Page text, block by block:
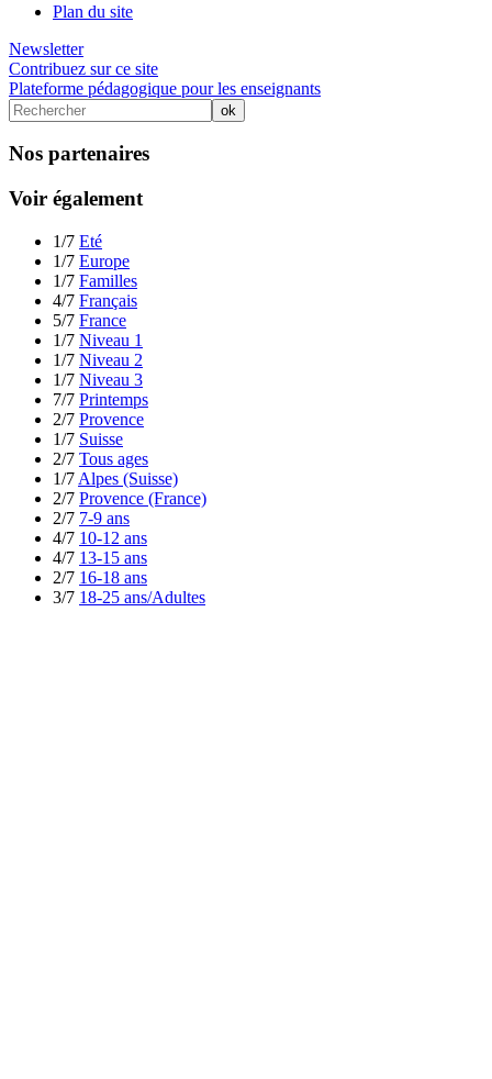
Plan du site
Newsletter
Contribuez sur ce site
Plateforme pédagogique pour les enseignants
Nos partenaires
Voir également
1/7 Eté
1/7 Europe
1/7 Familles
4/7 Français
5/7 France
1/7 Niveau 1
1/7 Niveau 2
1/7 Niveau 3
7/7 Printemps
2/7 Provence
1/7 Suisse
2/7 Tous ages
1/7 Alpes (Suisse)
2/7 Provence (France)
2/7 7-9 ans
4/7 10-12 ans
4/7 13-15 ans
2/7 16-18 ans
3/7 18-25 ans/Adultes